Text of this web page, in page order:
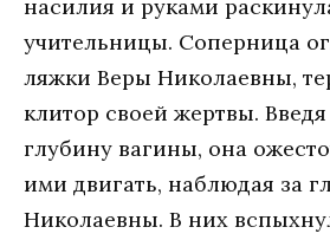
насилия и руками
учительницы. Соперница
ляжки Веры Николаевны,
клитор своей жертвы.
глубину вагины, она
ими двигать, наблюдая за
Николаевны. В них